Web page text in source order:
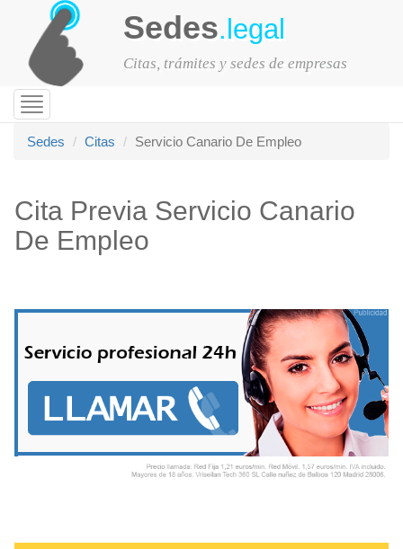
Sedes.legal
Citas, trámites y sedes de empresas
Toggle
navigation
Sedes
Citas Servicio Canario De Empleo
Cita Previa Servicio Canario
De Empleo